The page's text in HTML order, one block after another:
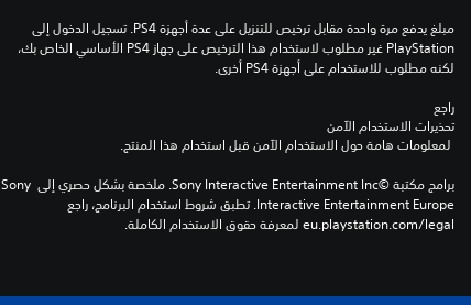
مبلغ يدفع مرة واحدة مقابل ترخيص للتنزيل على عدة أجهزة PS4. تسجيل الدخول إلى
لكنه مطلوب للاستخدام على أجهزة PS4 أخرى.
راجع
تحذيرات الاستخدام الآمن
برامج مكتبة ©Sony Interactive Entertainment Inc. ملخصة بشكل حصري إلى Sony
eu.playstation.com/legal لمعرفة حقوق الاستخدام الكاملة.